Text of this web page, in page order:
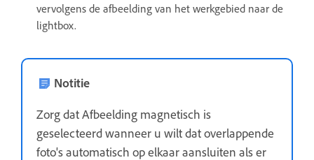
vervolgens de afbeelding van het werkgebied naar de
lightbox.
Notitie
Zorg dat Afbeelding magnetisch is
geselecteerd wanneer u wilt dat overlappende
foto's automatisch op elkaar aansluiten als er